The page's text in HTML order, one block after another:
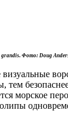
grandis. Фото: Doug
тем
морское